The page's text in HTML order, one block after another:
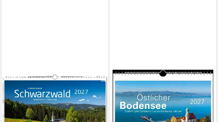
STADLER
Wandkalender Schwarzwald
2027
18,35 €
STADLER
Wandkalender Östlicher
Bodensee 2027
11,65 €